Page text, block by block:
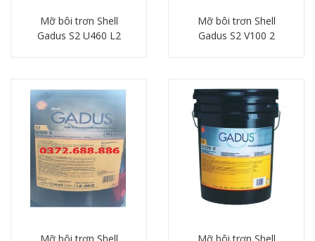
Mỡ bôi trơn Shell
Gadus S2 U460 L2
Mỡ bôi trơn Shell
Gadus S2 V100 2